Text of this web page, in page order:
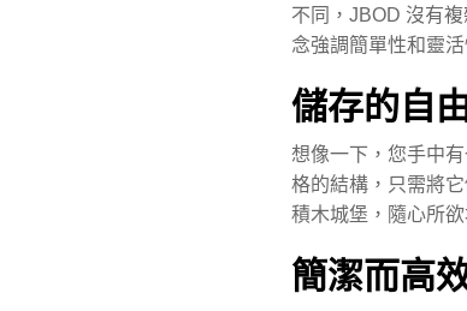
不同，JBOD 沒有
念強調簡單性和靈
儲存的自
想像一下，您手中
格的結構，只需將
積木城堡，隨心所
簡潔而高